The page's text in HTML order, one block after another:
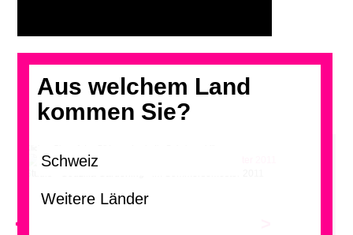
Aus welchem Land
kommen Sie?
<